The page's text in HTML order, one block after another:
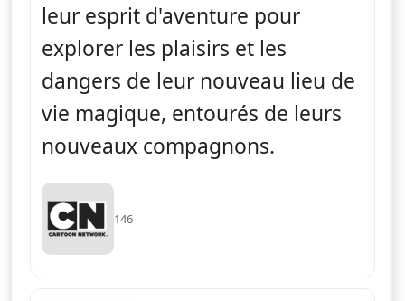
leur esprit d'aventure pour
explorer les plaisirs et les
dangers de leur nouveau lieu de
vie magique, entourés de leurs
nouveaux compagnons.
146